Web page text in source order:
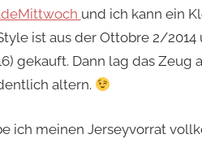
und ich kann ein
ist aus der Ottobre 2/
gekauft. Dann lag das
altern.
ich meinen Jerseyvorrat